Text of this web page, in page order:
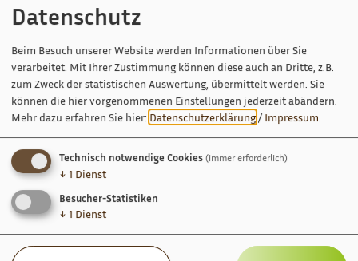
Fußende der Betten offen, Föhn, Geschirrspüler, Größe in m²:
90, Handtücher vorhanden, Hosenbügler, Kaffee und
Kühlschrank, Mikrowelle, Nichtraucherzimmer, Radio, Satelliten
TV, Sitzgelegenheit, Standspiegel, Tisch- und Küchenwäsche
vorhanden, Toaster, Trockner, Waschmaschine, Wireless Lan
Badewanne,
Handtuchtrockner, Separates WC, WC und Dusche und Bad,
WaschbeckenLage:Haupthaus, Neubau
Belegung: bis 4 Personen
Verfügbarkeiten anzeigen
Datenschutz
Beim Besuch unserer Website werden Informationen über Sie
verarbeitet. Mit Ihrer Zustimmung können diese auch an Dritte, z.B.
zum Zweck der statistischen Auswertung, übermittelt werden. Sie
können die hier vorgenommenen Einstellungen jederzeit abändern.
Mehr dazu erfahren Sie hier: Datenschutzerklärung/ Impressum.
Technisch notwendige Cookies (immer erforderlich)
↓ 1 Dienst
Besucher-Statistiken
↓ 1 Dienst